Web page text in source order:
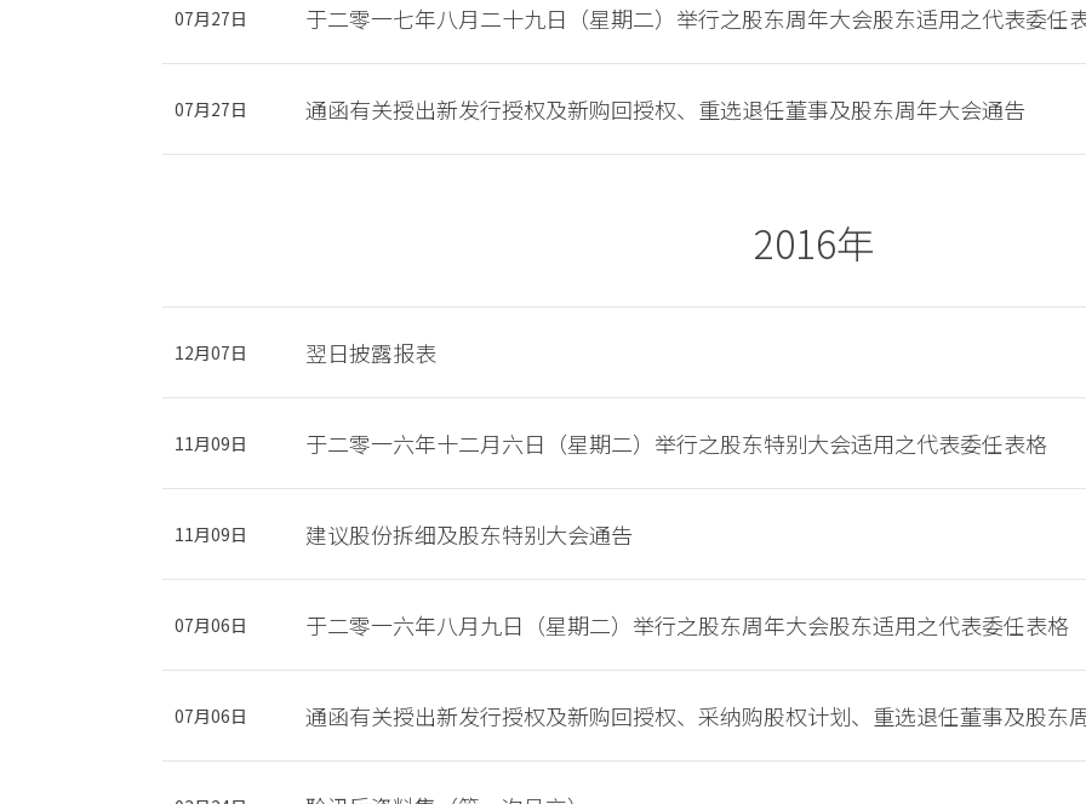
07月27日 于二零一七年八月二十九日（星期二）举行之股东周年大会股东适用之代表委任
07月27日 通函有关授出新发行授权及新购回授权、重选退任董事及股东周年大会通告
2016年
12月07日 翌日披露报表
11月09日 于二零一六年十二月六日（星期二）举行之股东特别大会适用之代表委任表格
11月09日 建议股份拆细及股东特别大会通告
07月06日 于二零一六年八月九日（星期二）举行之股东周年大会股东适用之代表委任表格
07月06日 通函有关授出新发行授权及新购回授权、采纳购股权计划、重选退任董事及股东